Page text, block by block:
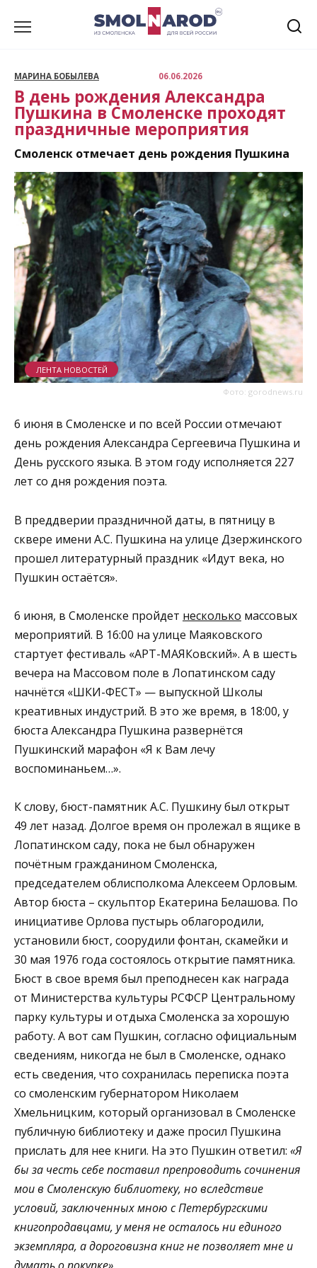
МАРИНА БОБЫЛЕВА 06.06.2026
В день рождения Александра
Пушкина в Смоленске проходят
праздничные мероприятия
Смоленск отмечает день рождения Пушкина
Фото: gorodnews.ru
ЛЕНТА НОВОСТЕЙ
6 июня в Смоленске и по всей России отмечают
день рождения Александра Сергеевича Пушкина и
День русского языка. В этом году исполняется 227
лет со дня рождения поэта.
В преддверии праздничной даты, в пятницу в
сквере имени А.С. Пушкина на улице Дзержинского
прошел литературный праздник «Идут века, но
Пушкин остаётся».
6 июня, в Смоленске пройдет несколько массовых
мероприятий. В 16:00 на улице Маяковского
стартует фестиваль «АРТ-МАЯКовский». А в шесть
вечера на Массовом поле в Лопатинском саду
начнётся «ШКИ-ФЕСТ» — выпускной Школы
креативных индустрий. В это же время, в 18:00, у
бюста Александра Пушкина развернётся
Пушкинский марафон «Я к Вам лечу
воспоминаньем…».
К слову, бюст-памятник А.С. Пушкину был открыт
49 лет назад. Долгое время он пролежал в ящике в
Лопатинском саду, пока не был обнаружен
почётным гражданином Смоленска,
председателем облисполкома Алексеем Орловым.
Автор бюста – скульптор Екатерина Белашова. По
инициативе Орлова пустырь облагородили,
установили бюст, соорудили фонтан, скамейки и
30 мая 1976 года состоялось открытие памятника.
Бюст в свое время был преподнесен как награда
от Министерства культуры РСФСР Центральному
парку культуры и отдыха Смоленска за хорошую
работу. А вот сам Пушкин, согласно официальным
сведениям, никогда не был в Смоленске, однако
есть сведения, что сохранилась переписка поэта
со смоленским губернатором Николаем
Хмельницким, который организовал в Смоленске
публичную библиотеку и даже просил Пушкина
прислать для нее книги. На это Пушкин ответил: «Я
бы за честь себе поставил препроводить сочинения
мои в Смоленскую библиотеку, но вследствие
условий, заключенных мною с Петербургскими
книгопродавцами, у меня не осталось ни единого
экземпляра, а дороговизна книг не позволяет мне и